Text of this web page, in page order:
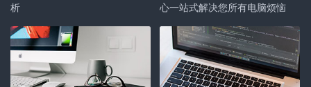
析
心一站式解决您所有电脑烦恼